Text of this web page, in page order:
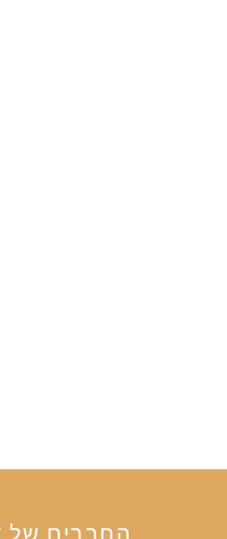
החברים של